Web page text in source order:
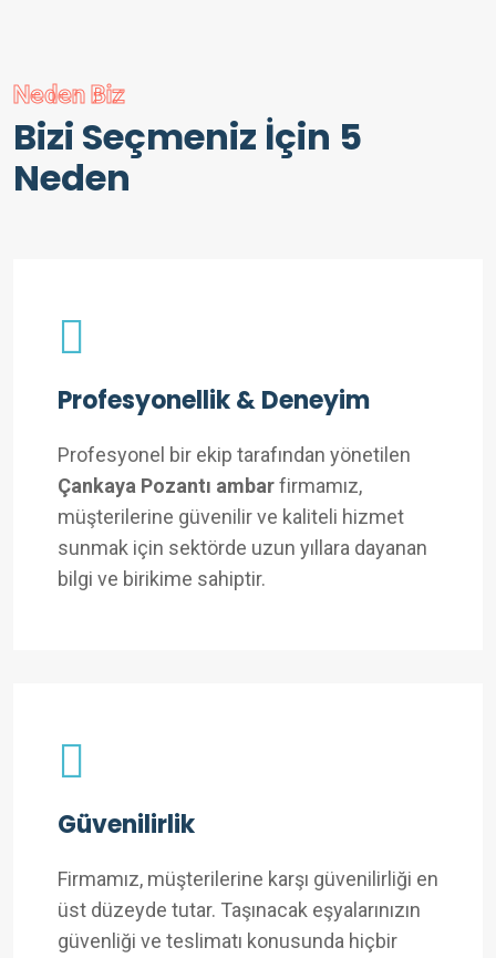
Neden Biz
Bizi Seçmeniz İçin 5
Neden
Profesyonellik & Deneyim
Profesyonel bir ekip tarafından yönetilen
Çankaya Pozantı ambarfirmamız,
müşterilerine güvenilir ve kaliteli hizmet
sunmak için sektörde uzun yıllara dayanan
bilgi ve birikime sahiptir.
Güvenilirlik
Firmamız, müşterilerine karşı güvenilirliği en
üst düzeyde tutar. Taşınacak eşyalarınızın
güvenliği ve teslimatı konusunda hiçbir